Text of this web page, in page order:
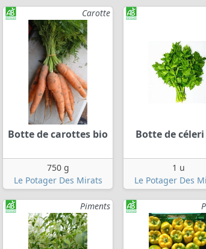
Carotte
Botte de carottes bio
750 g
Le Potager Des Mirats
Botte de
1 u
Le Potager Des
Piments